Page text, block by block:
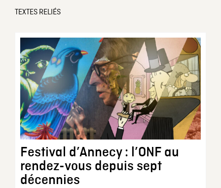
TEXTES RELIÉS
Festival d’Annecy : l’ONF au
rendez-vous depuis sept
décennies